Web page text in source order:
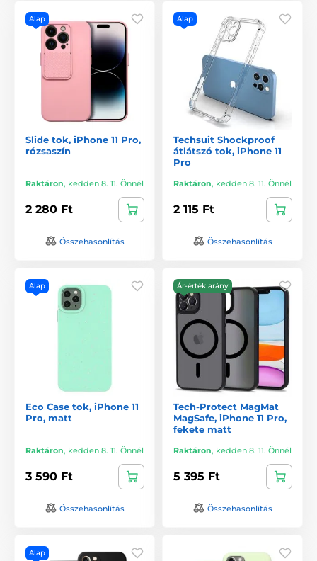
Alap
Slide tok, iPhone 11 Pro,
rózsaszín
Raktáron, kedden 8. 11. Önnél
2 280 Ft
Összehasonlítás
Alap
Techsuit Shockproof
átlátszó tok, iPhone 11
Pro
Raktáron, kedden 8. 11. Önnél
2 115 Ft
Összehasonlítás
Alap
Eco Case tok, iPhone 11
Pro, matt
Raktáron, kedden 8. 11. Önnél
3 590 Ft
Összehasonlítás
Ár-érték arány
Tech-Protect MagMat
MagSafe, iPhone 11 Pro,
fekete matt
Raktáron, kedden 8. 11. Önnél
5 395 Ft
Összehasonlítás
Alap